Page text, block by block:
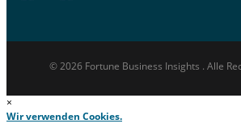
© 2026 Fortune Business Insights . Alle
×
Wir verwenden Cookies.